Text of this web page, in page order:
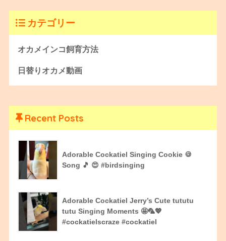
カテゴリー
オカメインコ飼育方法
日替りオカメ動画
Recent Posts
Adorable Cockatiel Singing Cookie 🍪
Song 🎵 😍 #birdsinging
Adorable Cockatiel Jerry’s Cute tututu
tutu Singing Moments 🤩🦜💖
#cockatielscraze #cockatiel